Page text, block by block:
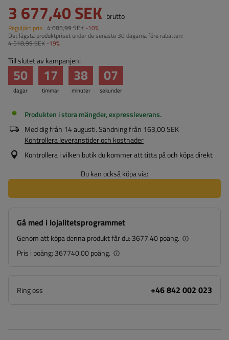
3 677,40 SEK brutto
Reguljärt pris: 4 085,99 SEK -10%
Det lägsta produktpriset under de senaste 30 dagarna före rabatten:
4 518,99 SEK -19%
Till slutet av kampanjen:
dagar
50
timmar
17
minuter
38
sekunder
06
Produkten i stora mängder, expressleverans
Med dig från 14 augusti. Sändning från 163,00 SEK
Kontrollera leveranstider och kostnader
Kontrollera i vilken butik du kommer att titta på och köpa direkt
Du kan också köpa via:
Gå med i lojalitetsprogrammet
Genom att köpa denna produkt får du: 3677.40 poäng.
Pris i poäng: 367740.00 poäng.
Ring oss +46 842 002 023